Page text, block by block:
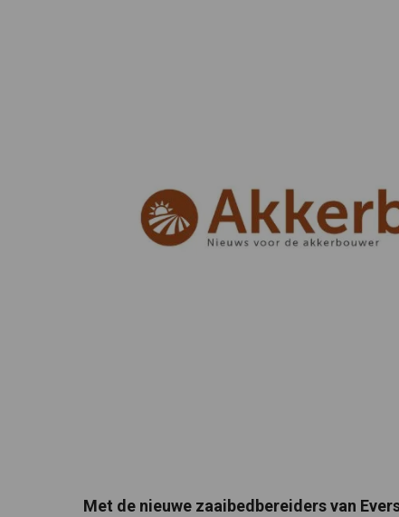
Met de nieuwe zaaibedbereiders van